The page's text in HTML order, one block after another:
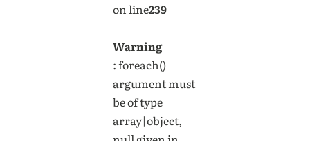
on line239
Warning
: foreach()
argument must
be of type
array|object,